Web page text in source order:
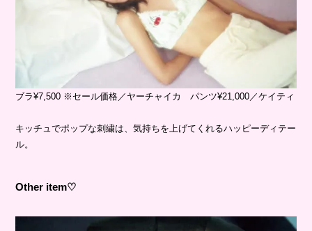
ブラ¥7,500 ※セール価格／ヤーチャイカ パンツ¥21,000／ケイティ
キッチュでポップな刺繍は、気持ちを上げてくれるハッピーディテー
ル。
Other item♡